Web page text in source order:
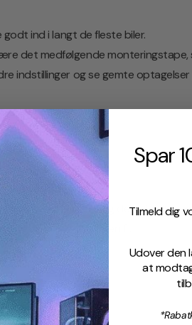
ind i langt de fleste biler.
det medfølgende monteringstape,
indstillinger og se gemte
super nemt.
kan eksportere og dele videoer
du ønsker at se en fil.
Spar
Tilmeld dig
Udover den
at